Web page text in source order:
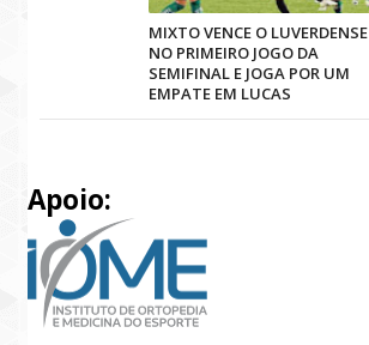
MIXTO VENCE O LUVERDENSE
NO PRIMEIRO JOGO DA
SEMIFINAL E JOGA POR UM
EMPATE EM LUCAS
Apoio: